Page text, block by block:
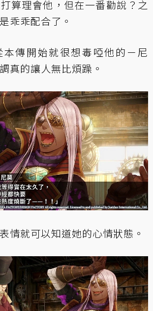
算理會他，但在一番勸說？之
乖乖配合了。
本傳開始就很想毒啞他的－尼
真的讓人無比煩躁。
情就可以知道她的心情狀態。